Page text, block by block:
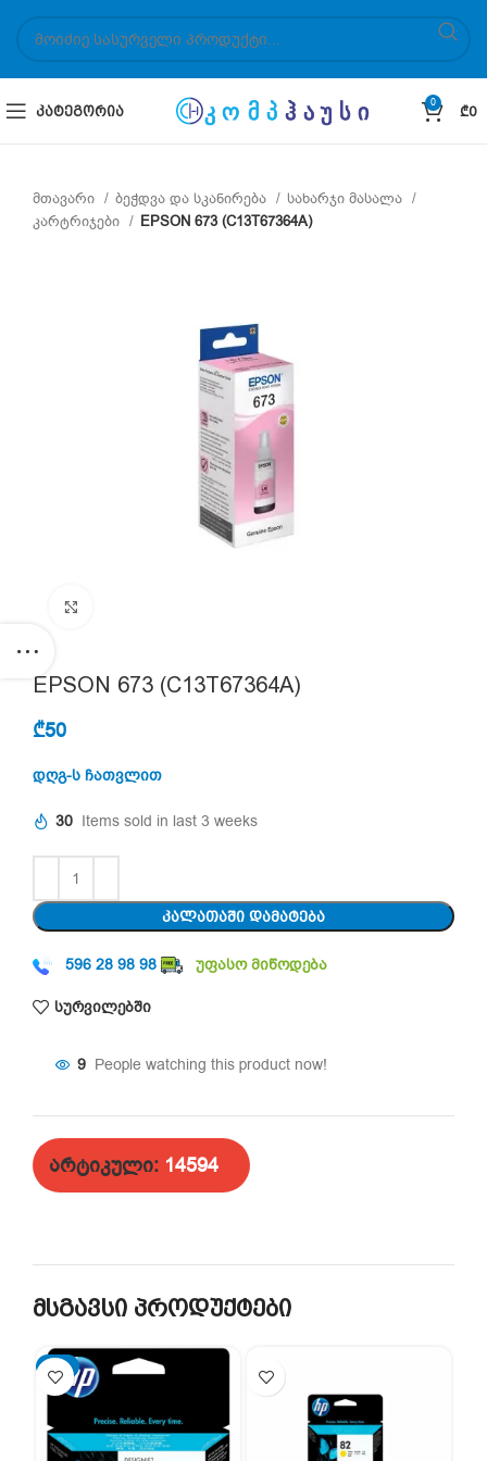
ᲙᲐᲢᲔᲒᲝᲠᲘᲐ
0
₾0
მთავარი ბეჭდვა და სკანირება
სახარჯი მასალა
კარტრიჯები
EPSON 673 (C13T67364A)
EPSON 673 (C13T67364A)
₾50
დღგ-ს ჩათვლით
30 Items sold in last 3 weeks
ᲙᲐᲚᲐᲗᲐᲨᲘ ᲓᲐᲛᲐᲢᲔᲑᲐ
596 28 98 98 უფასო მიწოდება
სურვილებში
9 People watching this product now!
არტიკული: 14594
მსგავსი პროდუქტები
-2%